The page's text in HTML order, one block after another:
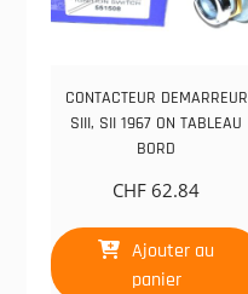
CONTACTEUR DEMARREUR
SIII, SII 1967 ON TABLEAU
BORD
CHF 62.84
Ajouter au
panier